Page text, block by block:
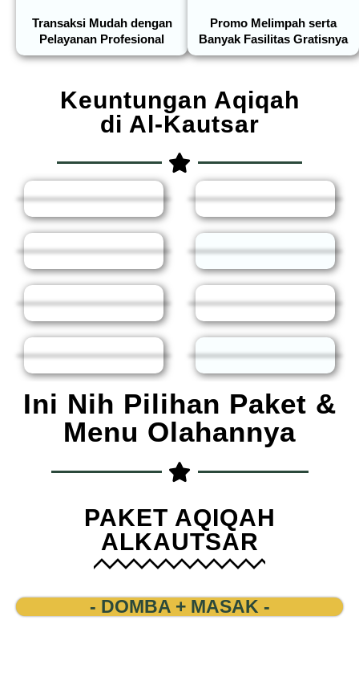
Transaksi Mudah dengan
Pelayanan Profesional
Promo Melimpah serta
Banyak Fasilitas Gratisnya
Keuntungan Aqiqah
di Al-Kautsar
Ini Nih Pilihan Paket &
Menu Olahannya
PAKET AQIQAH
ALKAUTSAR
- DOMBA + MASAK -